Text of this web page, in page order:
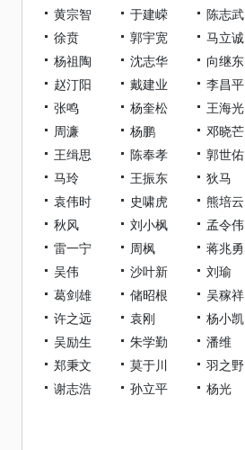
黄宗智
于建嵘
陈志武
徐贲
郭宇宽
马立诚
杨祖陶
沈志华
向继东
赵汀阳
戴建业
李昌平
张鸣
杨奎松
王海光
周濂
杨鹏
邓晓芒
王缉思
陈奉孝
郭世佑
马玲
王振东
狄马
袁伟时
史啸虎
熊培云
秋风
刘小枫
孟令伟
雷一宁
周枫
蒋兆勇
吴伟
沙叶新
刘瑜
葛剑雄
储昭根
吴稼祥
许之远
袁刚
杨小凯
吴励生
朱学勤
潘维
郑秉文
莫于川
羽之野
谢志浩
孙立平 杨光